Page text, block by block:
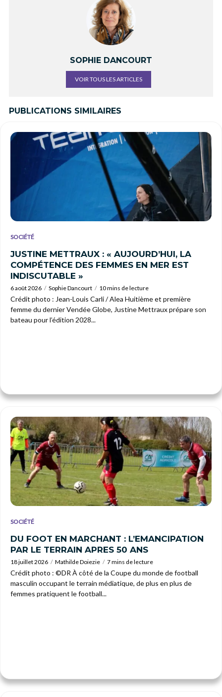
SOPHIE DANCOURT
VOIR TOUS LES ARTICLES
PUBLICATIONS SIMILAIRES
SOCIÉTÉ
JUSTINE METTRAUX : « AUJOURD’HUI, LA
COMPÉTENCE DES FEMMES EN MER EST
INDISCUTABLE »
6 août 2026 Sophie Dancourt 10 mins de lecture
Crédit photo : Jean-Louis Carli / Alea Huitième et première
femme du dernier Vendée Globe, Justine Mettraux prépare son
bateau pour l’édition 2028...
SOCIÉTÉ
DU FOOT EN MARCHANT : L’EMANCIPATION
PAR LE TERRAIN APRES 50 ANS
18 juillet 2026 Mathilde Doiezie 7 mins de lecture
Crédit photo : ©DR À côté de la Coupe du monde de football
masculin occupant le terrain médiatique, de plus en plus de
femmes pratiquent le football...